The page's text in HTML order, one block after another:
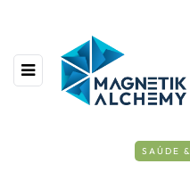
SAÚDE